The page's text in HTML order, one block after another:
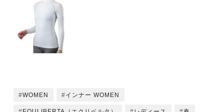
WOMEN インナー WOMEN